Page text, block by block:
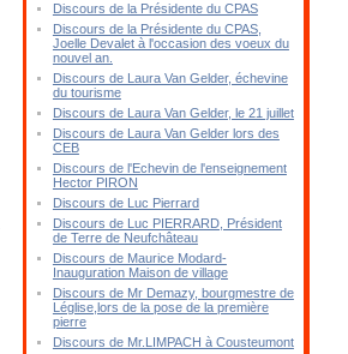
Discours de la Présidente du CPAS
Discours de la Présidente du CPAS,
Joelle Devalet à l'occasion des voeux du
nouvel an.
Discours de Laura Van Gelder, échevine
du tourisme
Discours de Laura Van Gelder, le 21 juillet
Discours de Laura Van Gelder lors des
CEB
Discours de l'Echevin de l'enseignement
Hector PIRON
Discours de Luc Pierrard
Discours de Luc PIERRARD, Président
de Terre de Neufchâteau
Discours de Maurice Modard-
Inauguration Maison de village
Discours de Mr Demazy, bourgmestre de
Léglise,lors de la pose de la première
pierre
Discours de Mr.LIMPACH à Cousteumont